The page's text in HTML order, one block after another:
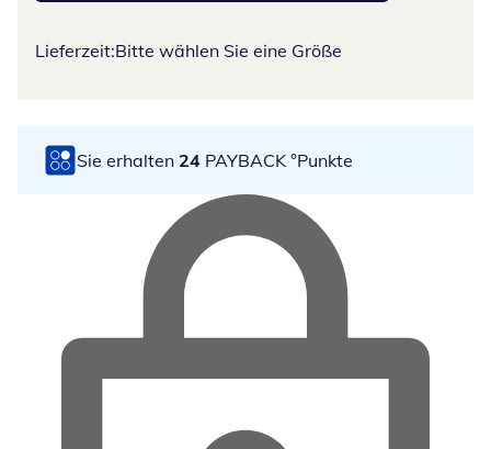
Lieferzeit:Bitte wählen Sie eine Größe
Sie erhalten 24 PAYBACK °Punkte